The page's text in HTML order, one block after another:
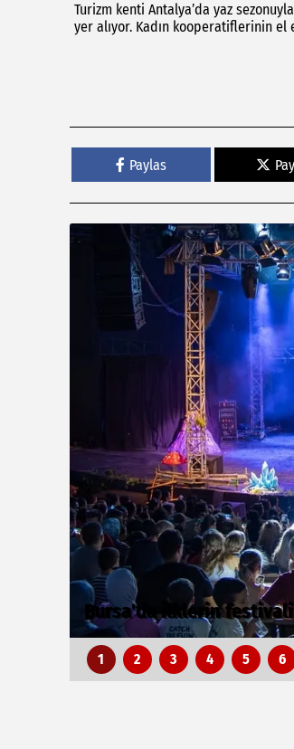
Turizm kenti Antalya’da yaz
yer alıyor. Kadın kooperatiflerinin el
Paylas
Sakarya’da ücretsiz
1 2 3 4 5 6